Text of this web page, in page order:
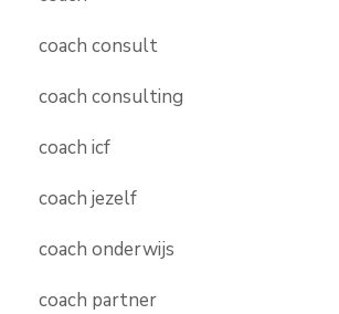
coach consult
coach consulting
coach icf
coach jezelf
coach onderwijs
coach partner